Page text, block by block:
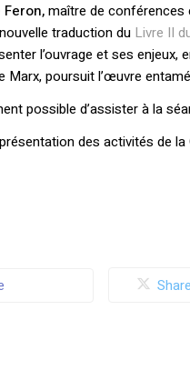
maître de conférences
traduction du Livre II
l’ouvrage et ses
Marx, poursuit l’œuvre
possible d’assister à la
des activités de la
Share